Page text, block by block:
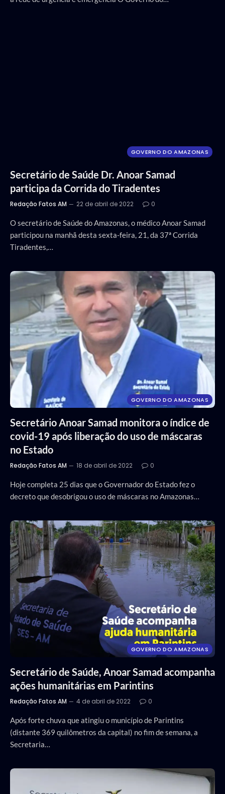
GOVERNO DO AMAZONAS
Secretário de Saúde Dr. Anoar Samad
participa da Corrida do Tiradentes
Redação Fatos AM 22 de abril de 2022 0
O secretário de Saúde do Amazonas, o médico Anoar Samad
participou na manhã desta sexta-feira, 21, da 37ª Corrida
Tiradentes,…
GOVERNO DO AMAZONAS
Secretário Anoar Samad monitora o índice de
covid-19 após liberação do uso de máscaras
no Estado
Redação Fatos AM 18 de abril de 2022 0
Hoje completa 25 dias que o Governador do Estado fez o
decreto que desobrigou o uso de máscaras no Amazonas…
GOVERNO DO AMAZONAS
Secretário de Saúde, Anoar Samad acompanha
ações humanitárias em Parintins
Redação Fatos AM 4 de abril de 2022 0
Após forte chuva que atingiu o município de Parintins
(distante 369 quilômetros da capital) no fim de semana, a
Secretaria…